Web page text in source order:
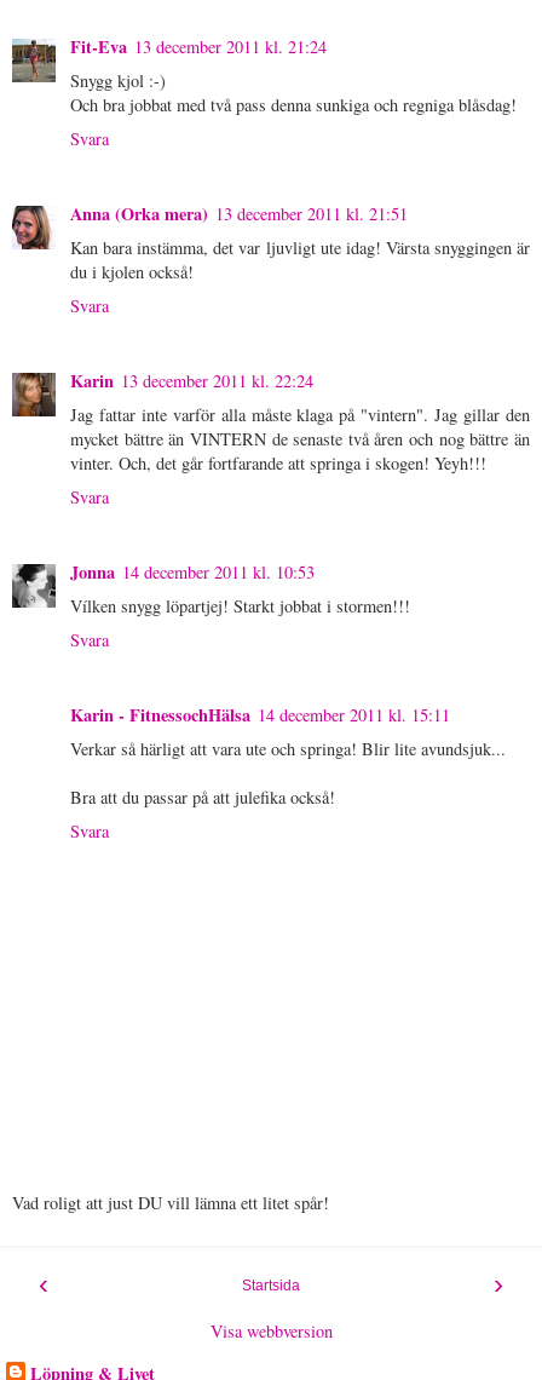
Fit-Eva 13 december 2011 kl. 21:24
Snygg kjol :-)
Och bra jobbat med två pass denna sunkiga och regniga blåsdag!
Svara
Anna (Orka mera) 13 december 2011 kl. 21:51
Kan bara instämma, det var ljuvligt ute idag! Värsta snyggingen är
du i kjolen också!
Svara
Karin 13 december 2011 kl. 22:24
Jag fattar inte varför alla måste klaga på "vintern". Jag gillar den
mycket bättre än VINTERN de senaste två åren och nog bättre än
vinter. Och, det går fortfarande att springa i skogen! Yeyh!!!
Svara
Jonna 14 december 2011 kl. 10:53
Vílken snygg löpartjej! Starkt jobbat i stormen!!!
Svara
Karin - FitnessochHälsa 14 december 2011 kl. 15:11
Verkar så härligt att vara ute och springa! Blir lite avundsjuk...
Bra att du passar på att julefika också!
Svara
Vad roligt att just DU vill lämna ett litet spår!
‹ ›
Startsida
Visa webbversion
Löpning & Livet